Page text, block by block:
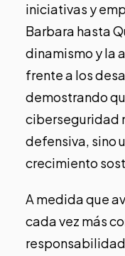
iniciativas y
Barbara hasta
dinamismo y la
frente a los
demostrando
ciberseguridad
defensiva, sino
crecimiento
A medida que
cada vez más